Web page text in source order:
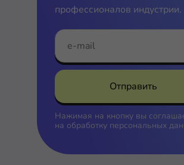
профессионалов индустрии.
Отправить
Нажимая на кнопку вы
на обработку персональных